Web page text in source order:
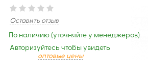
Оставить отзыв
По наличию (уточняйте у менеджеров)
Авторизуйтесь чтобы увидеть
оптовые цены